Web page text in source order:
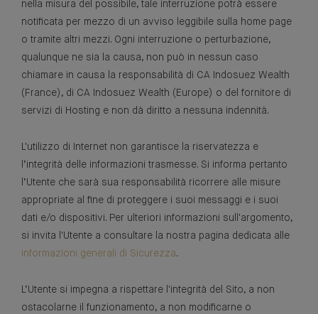
nella misura del possibile, tale interruzione potrà essere
notificata per mezzo di un avviso leggibile sulla home page
o tramite altri mezzi. Ogni interruzione o perturbazione,
qualunque ne sia la causa, non può in nessun caso
chiamare in causa la responsabilità di CA Indosuez Wealth
(France), di CA Indosuez Wealth (Europe) o del fornitore di
servizi di Hosting e non dà diritto a nessuna indennità.
L'utilizzo di Internet non garantisce la riservatezza e
l’integrità delle informazioni trasmesse. Si informa pertanto
l’Utente che sarà sua responsabilità ricorrere alle misure
appropriate al fine di proteggere i suoi messaggi e i suoi
dati e/o dispositivi. Per ulteriori informazioni sull'argomento,
si invita l'Utente a consultare la nostra pagina dedicata alle
informazioni generali di Sicurezza.
L’Utente si impegna a rispettare l'integrità del Sito, a non
ostacolarne il funzionamento, a non modificarne o